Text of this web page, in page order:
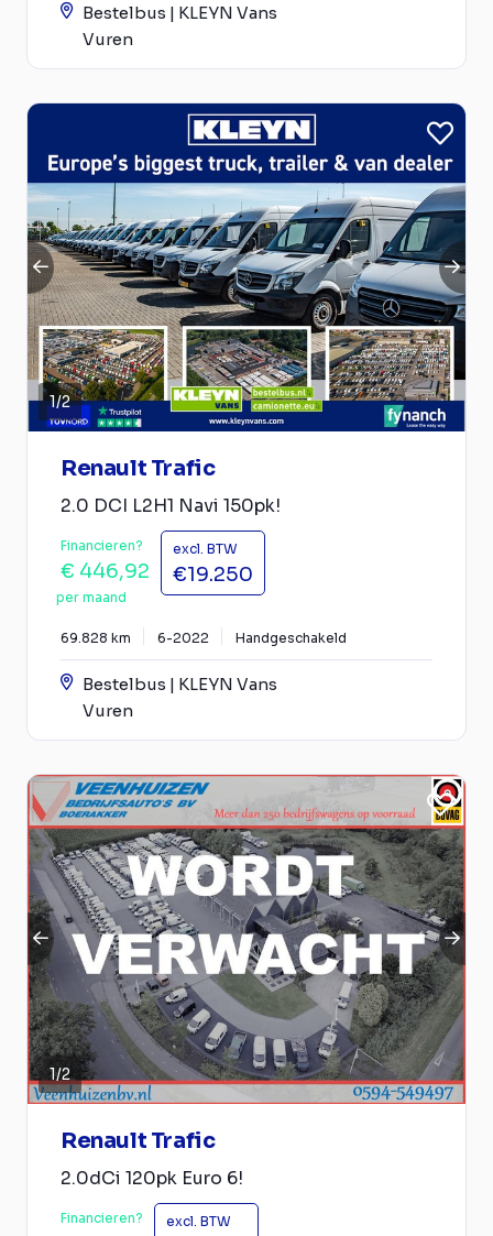
Bestelbus | KLEYN Vans
Vuren
1/2
Renault Trafic
2.0 DCI L2H1 Navi 150pk!
Financieren?
€ 446,92
per maand
excl. BTW
€19.250
69.828 km 6-2022 Handgeschakeld
Bestelbus | KLEYN Vans
Vuren
1/2
Renault Trafic
2.0dCi 120pk Euro 6!
Financieren? excl. BTW